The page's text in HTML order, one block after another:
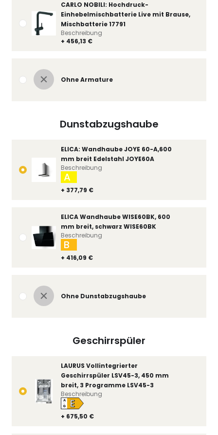
CARLO NOBILI: Hochdruck-
Einhebelmischbatterie Live mit Brause,
Mischbatterie 17791
+ 456,13 €
Beschreibung
Ohne Armature
Dunstabzugshaube
ELICA: Wandhaube JOYE 60-A,600
mm breit Edelstahl JOYE60A
+ 377,79 €
A
Beschreibung
ELICA Wandhaube WISE60BK, 600
mm breit, schwarz WISE60BK
+ 416,09 €
B
Beschreibung
Ohne Dunstabzugshaube
Geschirrspüler
LAURUS Vollintegrierter
Geschirrspüler LSV45-3, 450 mm
breit, 3 Programme LSV45-3
+ 675,50 €
A
↑
G E
Beschreibung